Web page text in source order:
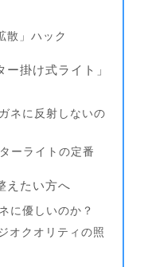
散」ハック
掛け式ライト」
ネに反射しないの
ーライトの定番
えたい方へ
に優しいのか？
オクオリティの照